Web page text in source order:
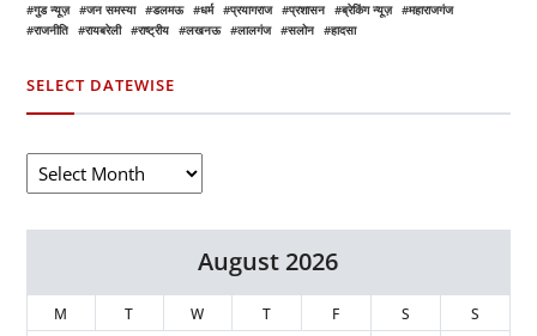
गुड न्यूज़
जन समस्या डलमऊ धर्म प्रयागराज प्रशासन ब्रेकिंग न्यूज़
महाराजगंज
राजनीति
रायबरेली राष्ट्रीय लखनऊ लालगंज सलोन हादसा
SELECT DATEWISE
August 2026
M T W T F S S